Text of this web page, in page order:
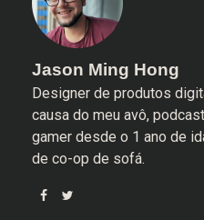
Jason Ming Hong
Designer de produtos
causa do meu avô,
gamer desde o 1 ano de
de co-op de sofá.